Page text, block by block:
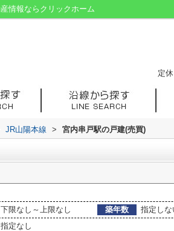
情報ならクリックホーム
定
JR山陽本線 > 宮内串戸駅の戸建(売買)
下限なし～上限なし 築年数
指定しな
指定なし